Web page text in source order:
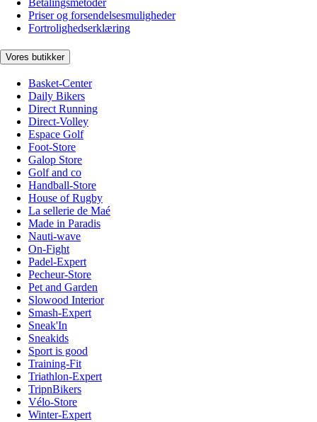
Priser og forsendelsesmuligheder
Fortrolighedserklæring
Vores butikker
Basket-Center
Daily Bikers
Direct Running
Direct-Volley
Espace Golf
Foot-Store
Galop Store
Golf and co
Handball-Store
House of Rugby
La sellerie de Maé
Made in Paradis
Nauti-wave
On-Fight
Padel-Expert
Pecheur-Store
Pet and Garden
Slowood Interior
Smash-Expert
Sneak'In
Sneakids
Sport is good
Training-Fit
Triathlon-Expert
TripnBikers
Vélo-Store
Winter-Expert